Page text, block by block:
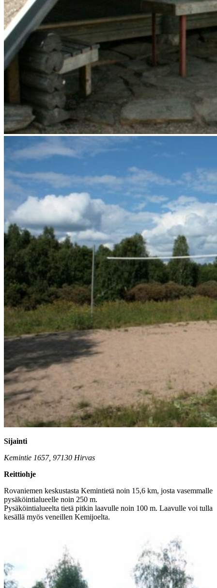
Sijainti
Kemintie 1657, 97130 Hirvas
Reittiohje
Rovaniemen keskustasta Kemintietä noin 15,6 km, josta vasemmalle
pysäköintialueelle noin 250 m.
Pysäköintialueelta tietä pitkin laavulle noin 100 m. Laavulle voi tulla
kesällä myös veneillen Kemijoelta.